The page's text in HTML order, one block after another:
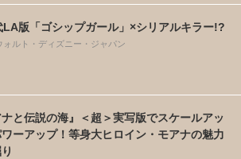
LA版「ゴシップガール」×シリアルキラー!?
ォルト・ディズニー・ジャパン
ナと伝説の海』＜超＞実写版でスケールアッ
ーアップ！等身大ヒロイン・モアナの魅力